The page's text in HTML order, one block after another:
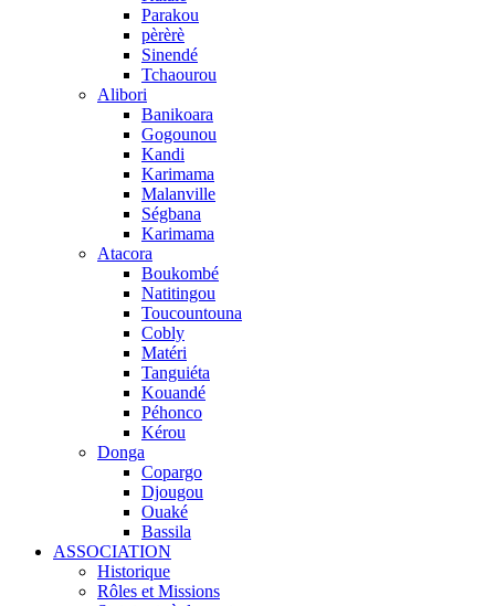
Parakou
pèrèrè
Sinendé
Tchaourou
Alibori
Banikoara
Gogounou
Kandi
Karimama
Malanville
Ségbana
Karimama
Atacora
Boukombé
Natitingou
Toucountouna
Cobly
Matéri
Tanguiéta
Kouandé
Péhonco
Kérou
Donga
Copargo
Djougou
Ouaké
Bassila
ASSOCIATION
Historique
Rôles et Missions